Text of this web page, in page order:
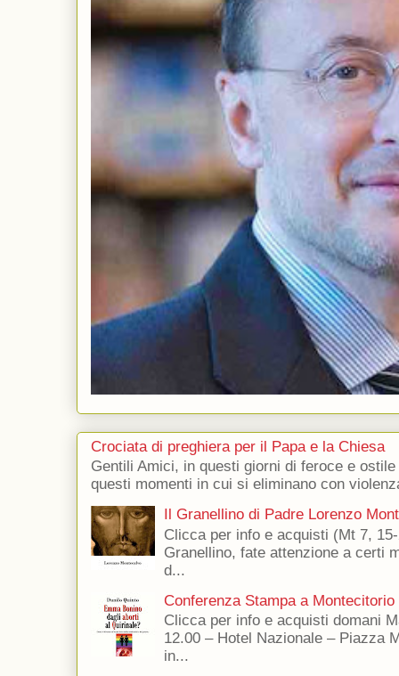
Crociata di preghiera per il Papa e la Chiesa
Gentili Amici, in questi giorni di feroce e
questi momenti in cui si eliminano con
Il Granellino di Padre Lorenzo
Clicca per info e acquisti (Mt 7,
Granellino, fate attenzione a certi
d...
Conferenza Stampa a Montecitorio
Clicca per info e acquisti domani
12.00 – Hotel Nazionale – Piazza
in...